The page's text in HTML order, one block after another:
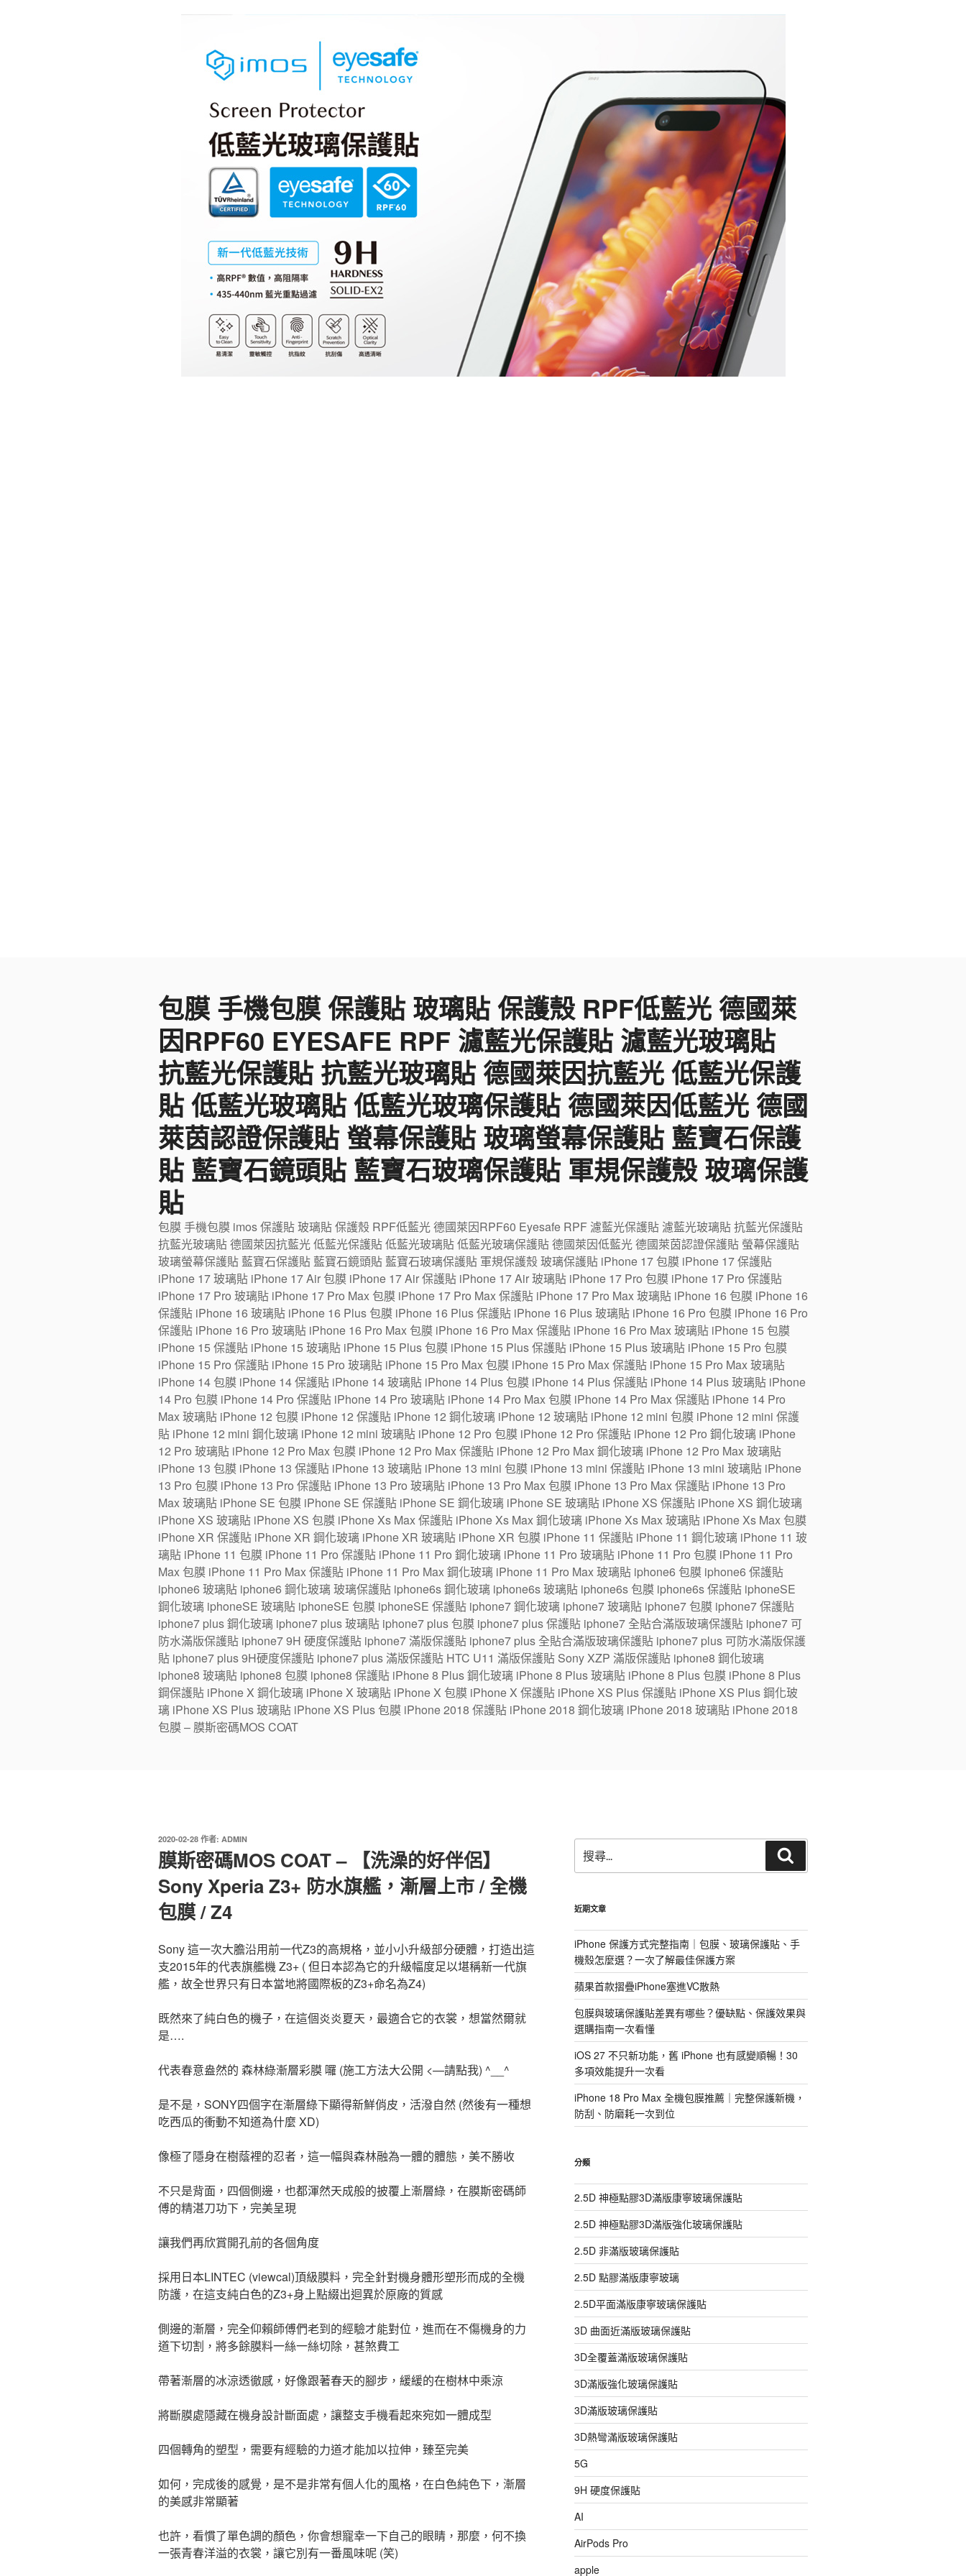
包膜 手機包膜 保護貼 玻璃貼 保護殼 RPF低藍光 德國萊
因RPF60 EYESAFE RPF 濾藍光保護貼 濾藍光玻璃貼
抗藍光保護貼 抗藍光玻璃貼 德國萊因抗藍光 低藍光保護
貼 低藍光玻璃貼 低藍光玻璃保護貼 德國萊因低藍光 德國
萊茵認證保護貼 螢幕保護貼 玻璃螢幕保護貼 藍寶石保護
貼 藍寶石鏡頭貼 藍寶石玻璃保護貼 軍規保護殼 玻璃保護
貼
包膜 手機包膜 imos 保護貼 玻璃貼 保護殼 RPF低藍光 德國萊因RPF60 Eyesafe RPF 濾藍光保護貼 濾藍光玻璃貼 抗藍光保護貼
抗藍光玻璃貼 德國萊因抗藍光 低藍光保護貼 低藍光玻璃貼 低藍光玻璃保護貼 德國萊因低藍光 德國萊茵認證保護貼 螢幕保護貼
玻璃螢幕保護貼 藍寶石保護貼 藍寶石鏡頭貼 藍寶石玻璃保護貼 軍規保護殼 玻璃保護貼 iPhone 17 包膜 iPhone 17 保護貼
iPhone 17 玻璃貼 iPhone 17 Air 包膜 iPhone 17 Air 保護貼 iPhone 17 Air 玻璃貼 iPhone 17 Pro 包膜 iPhone 17 Pro 保護貼
iPhone 17 Pro 玻璃貼 iPhone 17 Pro Max 包膜 iPhone 17 Pro Max 保護貼 iPhone 17 Pro Max 玻璃貼 iPhone 16 包膜 iPhone 16
保護貼 iPhone 16 玻璃貼 iPhone 16 Plus 包膜 iPhone 16 Plus 保護貼 iPhone 16 Plus 玻璃貼 iPhone 16 Pro 包膜 iPhone 16 Pro
保護貼 iPhone 16 Pro 玻璃貼 iPhone 16 Pro Max 包膜 iPhone 16 Pro Max 保護貼 iPhone 16 Pro Max 玻璃貼 iPhone 15 包膜
iPhone 15 保護貼 iPhone 15 玻璃貼 iPhone 15 Plus 包膜 iPhone 15 Plus 保護貼 iPhone 15 Plus 玻璃貼 iPhone 15 Pro 包膜
iPhone 15 Pro 保護貼 iPhone 15 Pro 玻璃貼 iPhone 15 Pro Max 包膜 iPhone 15 Pro Max 保護貼 iPhone 15 Pro Max 玻璃貼
iPhone 14 包膜 iPhone 14 保護貼 iPhone 14 玻璃貼 iPhone 14 Plus 包膜 iPhone 14 Plus 保護貼 iPhone 14 Plus 玻璃貼 iPhone
14 Pro 包膜 iPhone 14 Pro 保護貼 iPhone 14 Pro 玻璃貼 iPhone 14 Pro Max 包膜 iPhone 14 Pro Max 保護貼 iPhone 14 Pro
Max 玻璃貼 iPhone 12 包膜 iPhone 12 保護貼 iPhone 12 鋼化玻璃 iPhone 12 玻璃貼 iPhone 12 mini 包膜 iPhone 12 mini 保護
貼 iPhone 12 mini 鋼化玻璃 iPhone 12 mini 玻璃貼 iPhone 12 Pro 包膜 iPhone 12 Pro 保護貼 iPhone 12 Pro 鋼化玻璃 iPhone
12 Pro 玻璃貼 iPhone 12 Pro Max 包膜 iPhone 12 Pro Max 保護貼 iPhone 12 Pro Max 鋼化玻璃 iPhone 12 Pro Max 玻璃貼
iPhone 13 包膜 iPhone 13 保護貼 iPhone 13 玻璃貼 iPhone 13 mini 包膜 iPhone 13 mini 保護貼 iPhone 13 mini 玻璃貼 iPhone
13 Pro 包膜 iPhone 13 Pro 保護貼 iPhone 13 Pro 玻璃貼 iPhone 13 Pro Max 包膜 iPhone 13 Pro Max 保護貼 iPhone 13 Pro
Max 玻璃貼 iPhone SE 包膜 iPhone SE 保護貼 iPhone SE 鋼化玻璃 iPhone SE 玻璃貼 iPhone XS 保護貼 iPhone XS 鋼化玻璃
iPhone XS 玻璃貼 iPhone XS 包膜 iPhone Xs Max 保護貼 iPhone Xs Max 鋼化玻璃 iPhone Xs Max 玻璃貼 iPhone Xs Max 包膜
iPhone XR 保護貼 iPhone XR 鋼化玻璃 iPhone XR 玻璃貼 iPhone XR 包膜 iPhone 11 保護貼 iPhone 11 鋼化玻璃 iPhone 11 玻
璃貼 iPhone 11 包膜 iPhone 11 Pro 保護貼 iPhone 11 Pro 鋼化玻璃 iPhone 11 Pro 玻璃貼 iPhone 11 Pro 包膜 iPhone 11 Pro
Max 包膜 iPhone 11 Pro Max 保護貼 iPhone 11 Pro Max 鋼化玻璃 iPhone 11 Pro Max 玻璃貼 iphone6 包膜 iphone6 保護貼
iphone6 玻璃貼 iphone6 鋼化玻璃 玻璃保護貼 iphone6s 鋼化玻璃 iphone6s 玻璃貼 iphone6s 包膜 iphone6s 保護貼 iphoneSE
鋼化玻璃 iphoneSE 玻璃貼 iphoneSE 包膜 iphoneSE 保護貼 iphone7 鋼化玻璃 iphone7 玻璃貼 iphone7 包膜 iphone7 保護貼
iphone7 plus 鋼化玻璃 iphone7 plus 玻璃貼 iphone7 plus 包膜 iphone7 plus 保護貼 iphone7 全貼合滿版玻璃保護貼 iphone7 可
防水滿版保護貼 iphone7 9H 硬度保護貼 iphone7 滿版保護貼 iphone7 plus 全貼合滿版玻璃保護貼 iphone7 plus 可防水滿版保護
貼 iphone7 plus 9H硬度保護貼 iphone7 plus 滿版保護貼 HTC U11 滿版保護貼 Sony XZP 滿版保護貼 iphone8 鋼化玻璃
iphone8 玻璃貼 iphone8 包膜 iphone8 保護貼 iPhone 8 Plus 鋼化玻璃 iPhone 8 Plus 玻璃貼 iPhone 8 Plus 包膜 iPhone 8 Plus
鋼保護貼 iPhone X 鋼化玻璃 iPhone X 玻璃貼 iPhone X 包膜 iPhone X 保護貼 iPhone XS Plus 保護貼 iPhone XS Plus 鋼化玻
璃 iPhone XS Plus 玻璃貼 iPhone XS Plus 包膜 iPhone 2018 保護貼 iPhone 2018 鋼化玻璃 iPhone 2018 玻璃貼 iPhone 2018
包膜 – 膜斯密碼MOS COAT
發
佈
於
2020-02-28 作者: ADMIN
膜斯密碼MOS COAT – 【洗澡的好伴侶】
Sony Xperia Z3+ 防水旗艦，漸層上市 / 全機
包膜 / Z4
Sony 這一次大膽沿用前一代Z3的高規格，並小小升級部分硬體，打造出這
支2015年的代表旗艦機 Z3+ ( 但日本認為它的升級幅度足以堪稱新一代旗
艦，故全世界只有日本當地將國際板的Z3+命名為Z4)
既然來了純白色的機子，在這個炎炎夏天，最適合它的衣裳，想當然爾就
是….
代表春意盎然的 森林綠漸層彩膜 囉 (施工方法大公開 <—請點我) ^__^
是不是，SONY四個字在漸層綠下顯得新鮮俏皮，活潑自然 (然後有一種想
吃西瓜的衝動不知道為什麼 XD)
像極了隱身在樹蔭裡的忍者，這一幅與森林融為一體的體態，美不勝收
不只是背面，四個側邊，也都渾然天成般的披覆上漸層綠，在膜斯密碼師
傅的精湛刀功下，完美呈現
讓我們再欣賞開孔前的各個角度
採用日本LINTEC (viewcal)頂級膜料，完全針對機身體形塑形而成的全機
防護，在這支純白色的Z3+身上點綴出迴異於原廠的質感
側邊的漸層，完全仰賴師傅們老到的經驗才能對位，進而在不傷機身的力
道下切割，將多餘膜料一絲一絲切除，甚煞費工
帶著漸層的冰涼透徹感，好像跟著春天的腳步，緩緩的在樹林中乘涼
將斷膜處隱藏在機身設計斷面處，讓整支手機看起來宛如一體成型
四個轉角的塑型，需要有經驗的力道才能加以拉伸，臻至完美
如何，完成後的感覺，是不是非常有個人化的風格，在白色純色下，漸層
的美感非常顯著
也許，看慣了單色調的顏色，你會想寵幸一下自己的眼睛，那麼，何不換
一張青春洋溢的衣裳，讓它別有一番風味呢 (笑)
尋
關
字:
尋
近期文章
iPhone 保護方式完整指南｜包膜、玻璃保護貼、手
機殼怎麼選？一次了解最佳保護方案
蘋果首款摺疊iPhone塞進VC散熱
包膜與玻璃保護貼差異有哪些？優缺點、保護效果與
選購指南一次看懂
iOS 27 不只新功能，舊 iPhone 也有感變順暢！30
多項效能提升一次看
iPhone 18 Pro Max 全機包膜推薦｜完整保護新機，
防刮、防磨耗一次到位
分類
2.5D 神極點膠3D滿版康寧玻璃保護貼
2.5D 神極點膠3D滿版強化玻璃保護貼
2.5D 非滿版玻璃保護貼
2.5D 點膠滿版康寧玻璃
2.5D平面滿版康寧玻璃保護貼
3D 曲面近滿版玻璃保護貼
3D全覆蓋滿版玻璃保護貼
3D滿版強化玻璃保護貼
3D滿版玻璃保護貼
3D熱彎滿版玻璃保護貼
5G
9H 硬度保護貼
AI
AirPods Pro
apple